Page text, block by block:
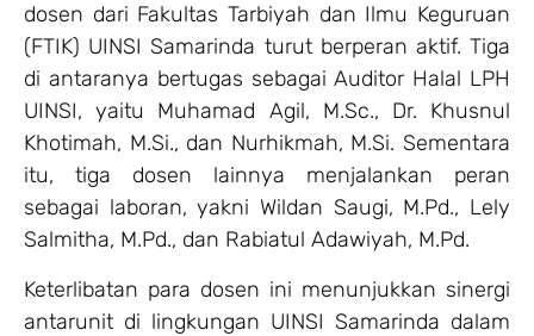
dosen dari Fakultas Tarbiyah dan Ilmu Keguruan
(FTIK) UINSI Samarinda turut berperan aktif. Tiga
di antaranya bertugas sebagai Auditor Halal LPH
UINSI, yaitu Muhamad Agil, M.Sc., Dr. Khusnul
Khotimah, M.Si., dan Nurhikmah, M.Si. Sementara
itu, tiga dosen lainnya menjalankan peran
sebagai laboran, yakni Wildan Saugi, M.Pd., Lely
Salmitha, M.Pd., dan Rabiatul Adawiyah, M.Pd.
Keterlibatan para dosen ini menunjukkan sinergi
antarunit di lingkungan UINSI Samarinda dalam